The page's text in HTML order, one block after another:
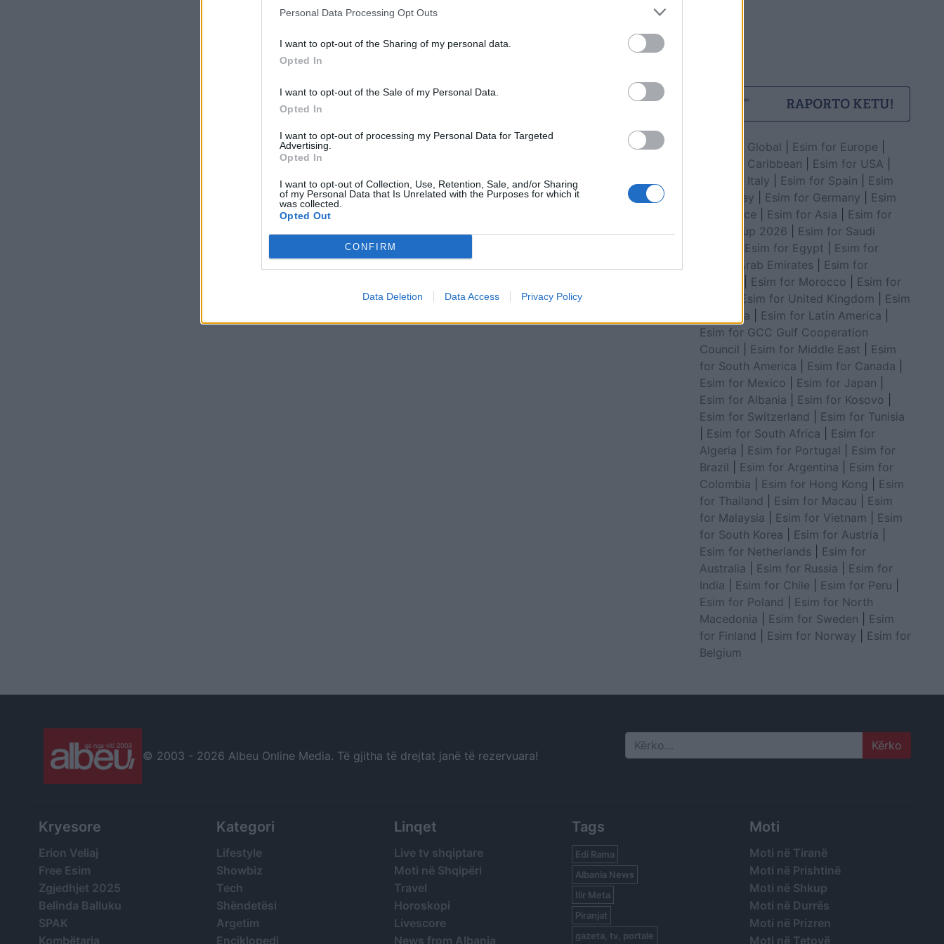
Personal Data Processing Opt Outs
I want to opt-out of the Sharing of my personal data.
Opted In
I want to opt-out of the Sale of my Personal Data.
Opted In
I want to opt-out of processing my Personal Data for Targeted
Advertising.
Opted In
I want to opt-out of Collection, Use, Retention, Sale, and/or Sharing
of my Personal Data that Is Unrelated with the Purposes for which it
was collected.
Opted Out
CONFIRM
Data Deletion Data Access Privacy Policy
Esim for Global Esim for Europe
Esim for Caribbean
Esim for USA
Esim for Italy
Esim for Spain
Esim
for Turkey
Esim for Germany
Esim
for Greece
Esim for Asia
Esim for
World Cup 2026
Esim for Saudi
Esim for Egypt
Esim for
United Arab Emirates
Esim for
Esim for Morocco
Esim for
Esim for United Kingdom
Esim
for Africa
Esim for Latin America
Esim for GCC Gulf Cooperation
Council
Esim for Middle East
Esim
for South America
Esim for Canada
Esim for Mexico
Esim for Japan
Esim for Albania
Esim for Kosovo
Esim for Switzerland
Esim for Tunisia
Esim for South Africa
Esim for
Algeria
Esim for Portugal
Esim for
Brazil
Esim for Argentina
Esim for
Colombia
Esim for Hong Kong
Esim
for Thailand
Esim for Macau
Esim
for Malaysia
Esim for Vietnam
Esim
for South Korea
Esim for Austria
Esim for Netherlands
Esim for
Australia
Esim for Russia
Esim for
India
Esim for Chile Esim for Peru
Esim for Poland
Esim for North
Macedonia
Esim for Sweden
Esim
for Finland
Esim for Norway
Esim for
Belgium
© 2003 - 2026 Albeu Online Media. Të gjitha të drejtat janë të rezervuara! Search
Kryesore
Erion Veliaj
Free Esim
Zgjedhjet 2025
Belinda Balluku
SPAK
Kombëtarja
Kategori
Lifestyle
Showbiz
Tech
Shëndetësi
Argetim
Enciklopedi
Linqet
Live tv shqiptare
Moti në Shqipëri
Travel
Horoskopi
Livescore
News from Albania
Tags
Edi Rama
Albania News
Ilir Meta
Piranjat
gazeta, tv, portale
Moti
Moti në Tiranë
Moti në Prishtinë
Moti në Shkup
Moti në Durrës
Moti në Prizren
Moti në Tetovë